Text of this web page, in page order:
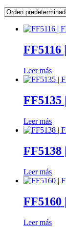
Leer más
Leer más
Leer más
Leer más